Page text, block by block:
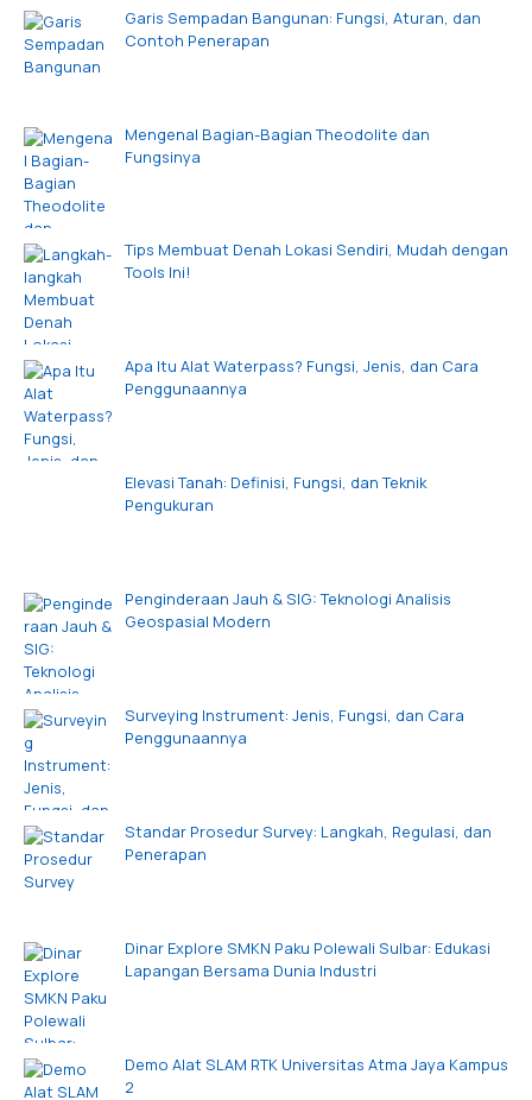
Garis Sempadan Bangunan: Fungsi, Aturan, dan
Contoh Penerapan
Mengenal Bagian-Bagian Theodolite dan
Fungsinya
Tips Membuat Denah Lokasi Sendiri, Mudah dengan
Tools Ini!
Apa Itu Alat Waterpass? Fungsi, Jenis, dan Cara
Penggunaannya
Elevasi Tanah: Definisi, Fungsi, dan Teknik
Pengukuran
Penginderaan Jauh & SIG: Teknologi Analisis
Geospasial Modern
Surveying Instrument: Jenis, Fungsi, dan Cara
Penggunaannya
Standar Prosedur Survey: Langkah, Regulasi, dan
Penerapan
Dinar Explore SMKN Paku Polewali Sulbar: Edukasi
Lapangan Bersama Dunia Industri
Demo Alat SLAM RTK Universitas Atma Jaya Kampus
2